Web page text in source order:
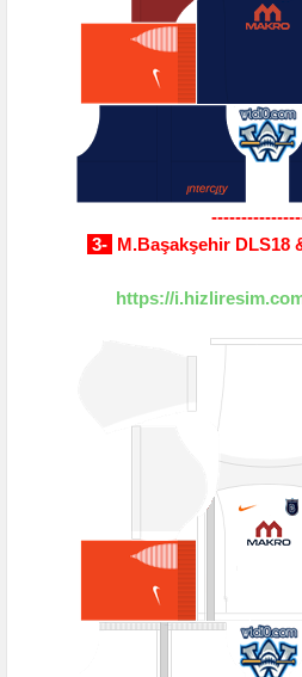
3- M.Başakşehir DLS18
https://